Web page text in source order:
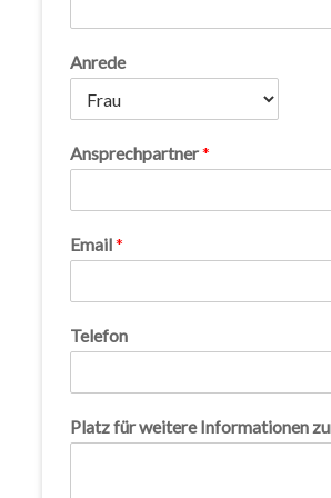
Anrede
Ansprechpartner*
Email*
Telefon
Platz für weitere Informationen